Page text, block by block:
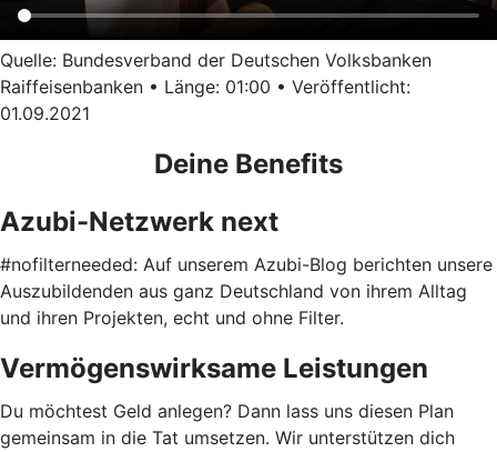
Quelle: Bundesverband der Deutschen Volksbanken
Raiffeisenbanken • Länge: 01:00 • Veröffentlicht:
01.09.2021
Deine Benefits
Azubi-Netzwerk next
#nofilterneeded: Auf unserem Azubi-Blog berichten unsere
Auszubildenden aus ganz Deutschland von ihrem Alltag
und ihren Projekten, echt und ohne Filter.
Vermögenswirksame Leistungen
Du möchtest Geld anlegen? Dann lass uns diesen Plan
gemeinsam in die Tat umsetzen. Wir unterstützen dich